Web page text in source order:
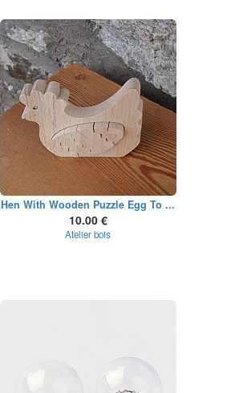
Hen With Wooden Puzzle Egg To ...
10.00 €
Atelier bois